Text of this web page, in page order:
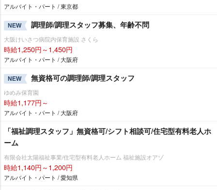
アルバイト・パート / 東京都
NEW 調理師/調理スタッフ募集、年齢不問
大阪けいさつ病院内保育施設 さくら
時給1,250円～1,450円
アルバイト・パート / 大阪府
NEW 無資格可の調理師/調理スタッフ
ゆめみ保育園
時給1,177円～
アルバイト・パート / 大阪府
「福祉調理スタッフ」無資格可/シフト相談可/住宅型有料老人ホ
ーム
有限会社太陽福祉事業/住宅型有料老人ホーム 福祉施設オアゾ
時給1,140円～1,200円
アルバイト・パート / 愛知県